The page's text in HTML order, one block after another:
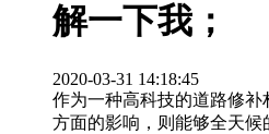
解一下我；
2020-03-31 14:18:45
作为一种高科技的道路修
方面的影响，则能够全天